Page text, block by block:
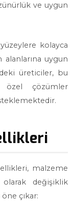
ve uygun
kolayca
uygun
üreticiler, bu
özel çözümler
malzeme
değişiklik
çıkar: